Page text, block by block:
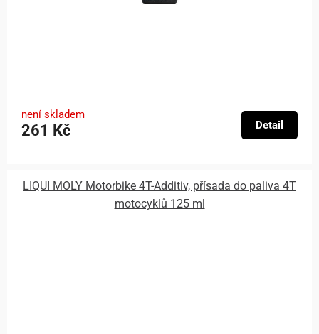
není skladem
261 Kč Detail
LIQUI MOLY Motorbike 4T-Additiv, přísada do paliva 4T
motocyklů 125 ml